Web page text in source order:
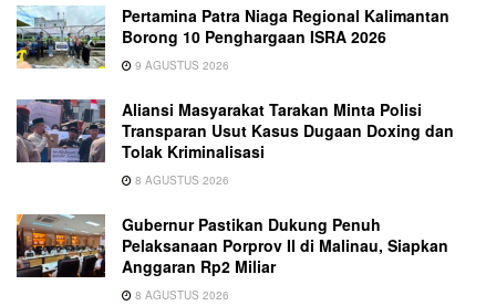
Pertamina Patra Niaga Regional Kalimantan
Borong 10 Penghargaan ISRA 2026
9 AGUSTUS 2026
Aliansi Masyarakat Tarakan Minta Polisi
Transparan Usut Kasus Dugaan Doxing dan
Tolak Kriminalisasi
8 AGUSTUS 2026
Gubernur Pastikan Dukung Penuh
Pelaksanaan Porprov II di Malinau, Siapkan
Anggaran Rp2 Miliar
8 AGUSTUS 2026